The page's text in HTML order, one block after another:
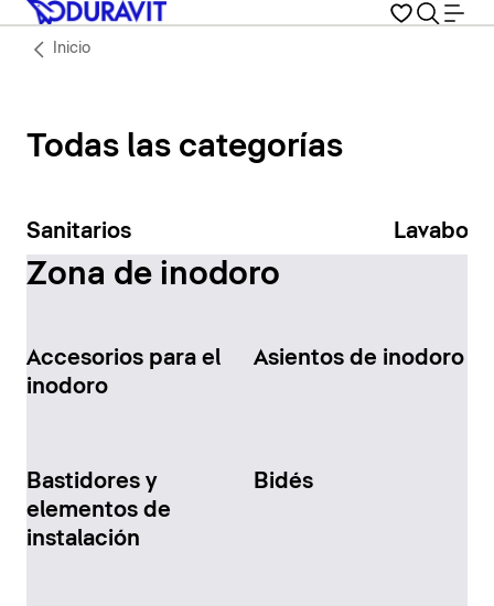
Inicio
Todas las categorías
Sanitarios Lavabos
Zona de inodoro
Accesorios para el
inodoro
Asientos de inodoro
Bastidores y
elementos de
instalación
Bidés